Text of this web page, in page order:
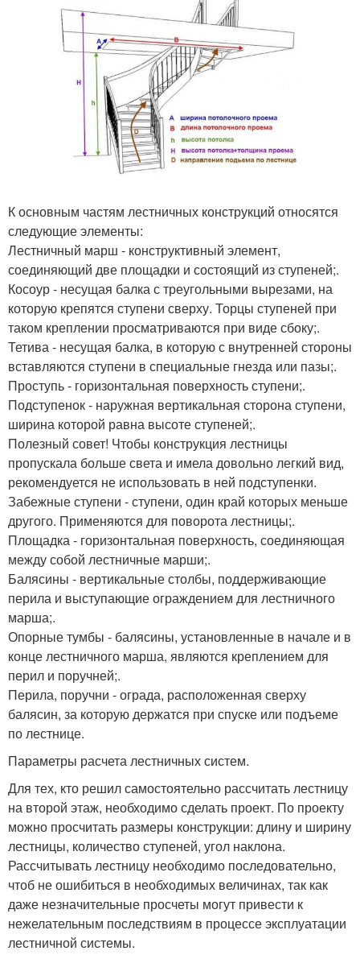
К основным частям лестничных конструкций относятся
следующие элементы:
Лестничный марш - конструктивный элемент,
соединяющий две площадки и состоящий из ступеней;.
Косоур - несущая балка с треугольными вырезами, на
которую крепятся ступени сверху. Торцы ступеней при
таком креплении просматриваются при виде сбоку;.
Тетива - несущая балка, в которую с внутренней стороны
вставляются ступени в специальные гнезда или пазы;.
Проступь - горизонтальная поверхность ступени;.
Подступенок - наружная вертикальная сторона ступени,
ширина которой равна высоте ступеней;.
Полезный совет! Чтобы конструкция лестницы
пропускала больше света и имела довольно легкий вид,
рекомендуется не использовать в ней подступенки.
Забежные ступени - ступени, один край которых меньше
другого. Применяются для поворота лестницы;.
Площадка - горизонтальная поверхность, соединяющая
между собой лестничные марши;.
Балясины - вертикальные столбы, поддерживающие
перила и выступающие ограждением для лестничного
марша;.
Опорные тумбы - балясины, установленные в начале и в
конце лестничного марша, являются креплением для
перил и поручней;.
Перила, поручни - ограда, расположенная сверху
балясин, за которую держатся при спуске или подъеме
по лестнице.
Параметры расчета лестничных систем.
Для тех, кто решил самостоятельно рассчитать лестницу
на второй этаж, необходимо сделать проект. По проекту
можно просчитать размеры конструкции: длину и ширину
лестницы, количество ступеней, угол наклона.
Рассчитывать лестницу необходимо последовательно,
чтоб не ошибиться в необходимых величинах, так как
даже незначительные просчеты могут привести к
нежелательным последствиям в процессе эксплуатации
лестничной системы.